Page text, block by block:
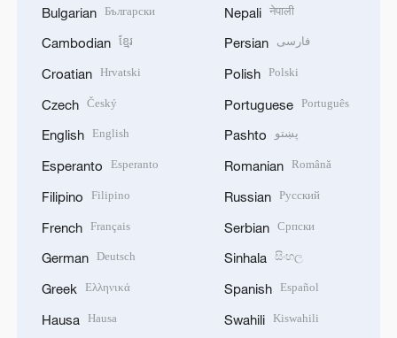
Bulgarian Български
Cambodian ខ្មែរ
Croatian Hrvatski
Czech Český
English English
Esperanto Esperanto
Filipino Filipino
French Français
German Deutsch
Greek Ελληνικά
Hausa Hausa
Nepali नेपाली
Persian فارسی
Polish Polski
Portuguese Português
Pashto پښتو
Romanian Română
Russian Русский
Serbian Српски
Sinhala සිංහල
Spanish Español
Swahili Kiswahili